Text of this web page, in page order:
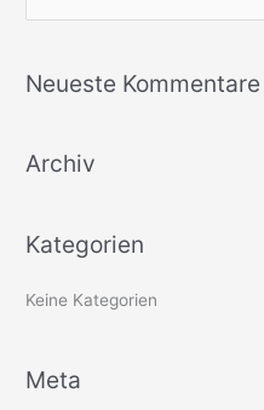
h
n
c
h
Neueste Kommentare
Archiv
Kategorien
Keine Kategorien
Meta